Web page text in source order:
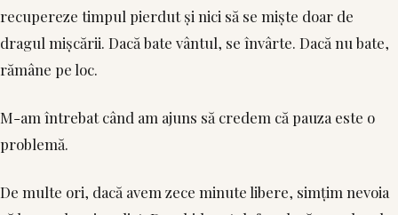
recupereze timpul pierdut și nici să se miște doar de
dragul mișcării. Dacă bate vântul, se învârte. Dacă nu bate,
rămâne pe loc.
M-am întrebat când am ajuns să credem că pauza este o
problemă.
De multe ori, dacă avem zece minute libere, simțim nevoia